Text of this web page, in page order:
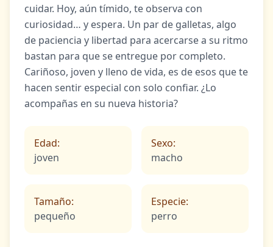
cuidar. Hoy, aún tímido, te observa con
curiosidad… y espera. Un par de galletas, algo
de paciencia y libertad para acercarse a su ritmo
bastan para que se entregue por completo.
Cariñoso, joven y lleno de vida, es de esos que te
hacen sentir especial con solo confiar. ¿Lo
acompañas en su nueva historia?
Edad:
joven
Sexo:
macho
Tamaño:
pequeño
Especie:
perro